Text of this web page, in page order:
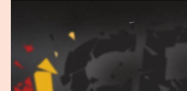
Kurier